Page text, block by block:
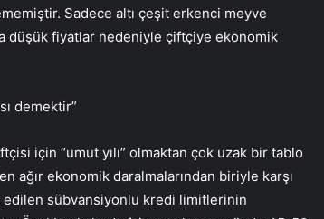
Sadece altı çeşit erkenci meyve
düşük fiyatlar nedeniyle çiftçiye ekonomik
demektir”
için “umut yılı” olmaktan çok uzak bir tablo
ağır ekonomik daralmalarından biriyle karşı
edilen sübvansiyonlu kredi limitlerinin